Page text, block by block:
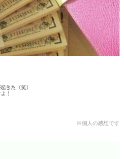
※個人の感想です